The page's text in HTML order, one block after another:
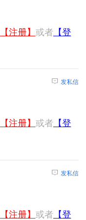
【注册】 或者 【登
发私信
【注册】 或者 【登
发私信
【注册】 或者 【登